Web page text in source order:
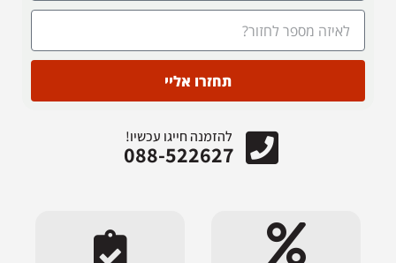
תחזרו אליי
להזמנה חייגו עכשיו!
088-522627